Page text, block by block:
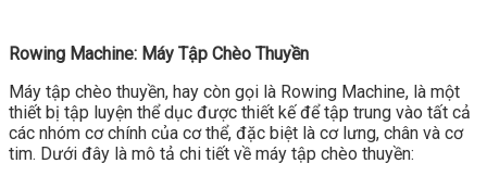
Rowing Machine: Máy Tập Chèo Thuyền
Máy tập chèo thuyền, hay còn gọi là Rowing Machine, là một
thiết bị tập luyện thể dục được thiết kế để tập trung vào tất cả
các nhóm cơ chính của cơ thể, đặc biệt là cơ lưng, chân và cơ
tim. Dưới đây là mô tả chi tiết về máy tập chèo thuyền: